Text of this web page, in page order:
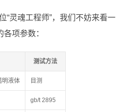
“灵魂工程师”，我们不妨来看一
项参数：
测试方法
明液体 目测
gb/t 2895